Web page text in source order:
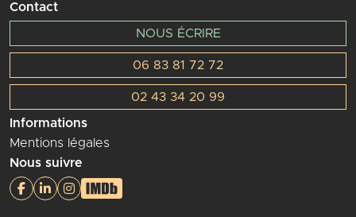
Contact
NOUS ÉCRIRE
06 83 81 72 72
02 43 34 20 99
Informations
Mentions légales
Nous suivre